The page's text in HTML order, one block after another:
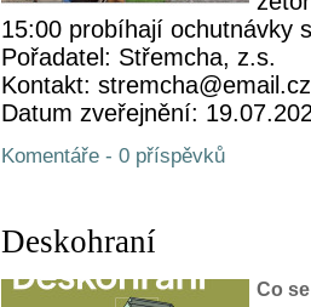
15:00 probíhají ochutnávky
Pořadatel: Střemcha, z.s.
Kontakt: stremcha@email.cz
Datum zveřejnění:
Komentáře - 0 příspěvků
Deskohraní
Co